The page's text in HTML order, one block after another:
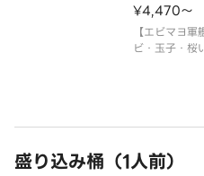
¥4,470〜
【エビマヨ
ビ・玉子・桜
盛り込み桶（1人前）